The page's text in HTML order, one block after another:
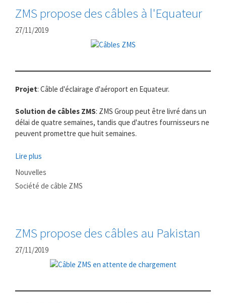
ZMS propose des câbles à l'Equateur
27/11/2019
Projet: Câble d'éclairage d'aéroport en Equateur.
Solution de câbles ZMS: ZMS Group peut être livré dans un
délai de quatre semaines, tandis que d'autres fournisseurs ne
peuvent promettre que huit semaines.
Lire plus
Catégories
Nouvelles
Mots
Société de câble ZMS
ZMS propose des câbles au Pakistan
27/11/2019